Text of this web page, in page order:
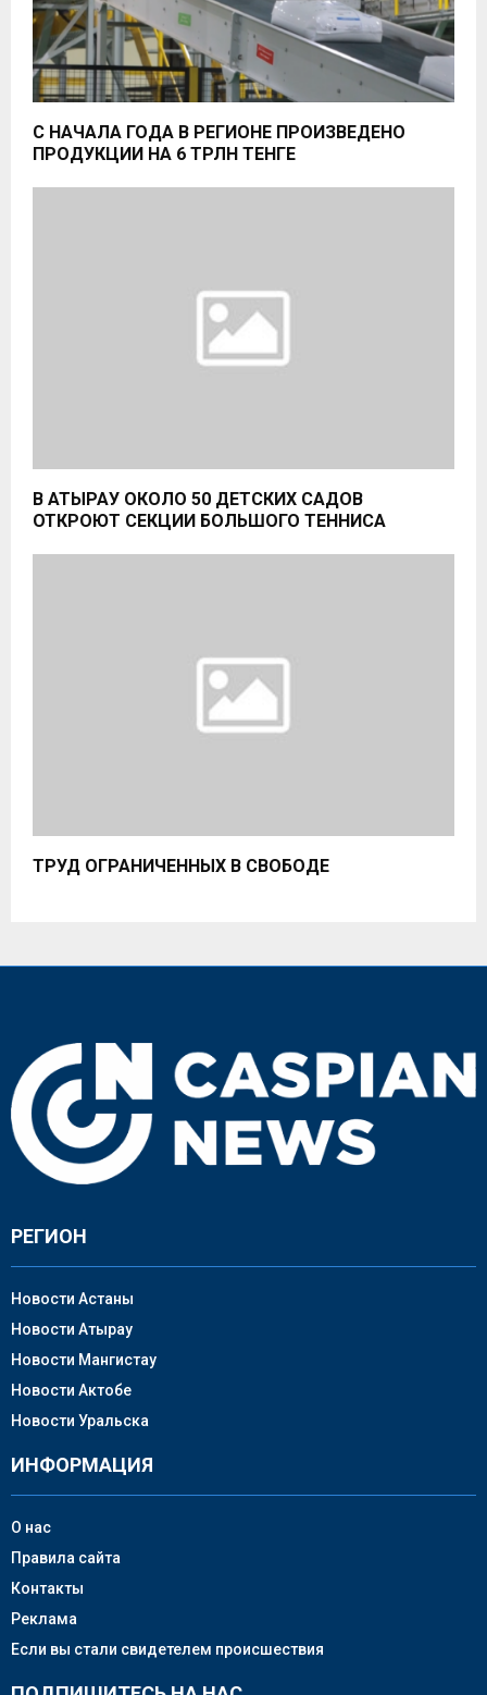
С НАЧАЛА ГОДА В РЕГИОНЕ ПРОИЗВЕДЕНО
ПРОДУКЦИИ НА 6 ТРЛН ТЕНГЕ
В АТЫРАУ ОКОЛО 50 ДЕТСКИХ САДОВ
ОТКРОЮТ СЕКЦИИ БОЛЬШОГО ТЕННИСА
ТРУД ОГРАНИЧЕННЫХ В СВОБОДЕ
РЕГИОН
Новости Астаны
Новости Атырау
Новости Мангистау
Новости Актобе
Новости Уральска
ИНФОРМАЦИЯ
О нас
Правила сайта
Контакты
Реклама
Если вы стали свидетелем происшествия